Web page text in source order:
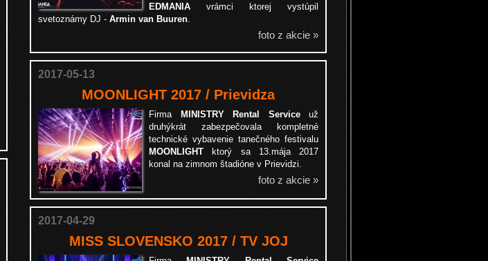
EDMANIAvrámci ktorej vystúpil
svetoznámy DJ -Armin van Buuren.
foto z akcie »
2017-05-13
MOONLIGHT 2017 / Prievidza
FirmaMINISTRY Rental Serviceuž
druhýkrát zabezpečovala kompletné
technické vybavenie tanečného festivalu
MOONLIGHTktorý sa 13.mája 2017
konal na zimnom štadióne v Prievidzi.
foto z akcie »
2017-04-29
MISS SLOVENSKO 2017 / TV JOJ